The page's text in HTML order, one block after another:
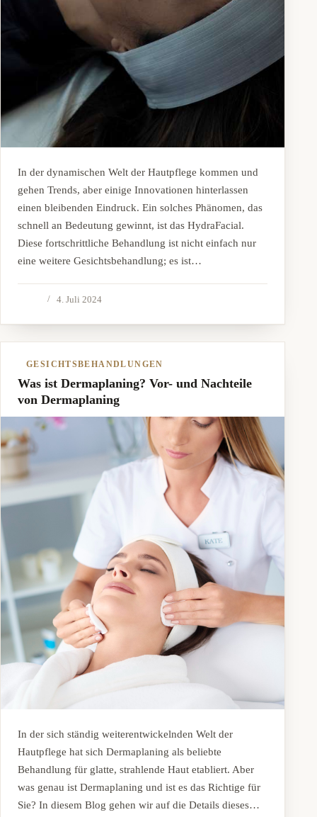
In der dynamischen Welt der Hautpflege kommen und
gehen Trends, aber einige Innovationen hinterlassen
einen bleibenden Eindruck. Ein solches Phänomen, das
schnell an Bedeutung gewinnt, ist das HydraFacial.
Diese fortschrittliche Behandlung ist nicht einfach nur
eine weitere Gesichtsbehandlung; es ist…
4. Juli 2024
GESICHTSBEHANDLUNGEN
Was ist Dermaplaning? Vor- und Nachteile
von Dermaplaning
In der sich ständig weiterentwickelnden Welt der
Hautpflege hat sich Dermaplaning als beliebte
Behandlung für glatte, strahlende Haut etabliert. Aber
was genau ist Dermaplaning und ist es das Richtige für
Sie? In diesem Blog gehen wir auf die Details dieses…